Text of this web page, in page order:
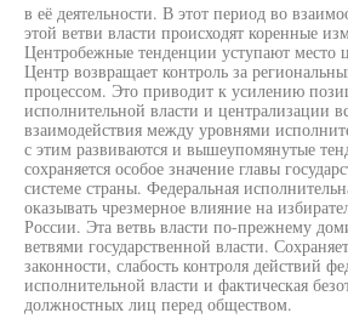
в её деятельности. В этот период во
этой ветви власти происходят коренные
Центробежные тенденции уступают место
Центр возвращает контроль за
процессом. Это приводит к усилению
исполнительной власти и централизации
взаимодействия между уровнями
с этим развиваются и вышеупомянутые
сохраняется особое значение главы
системе страны. Федеральная
оказывать чрезмерное влияние на
России. Эта ветвь власти по-прежнему
ветвями государственной власти.
законности, слабость контроля действий
исполнительной власти и фактическая
должностных лиц перед обществом.